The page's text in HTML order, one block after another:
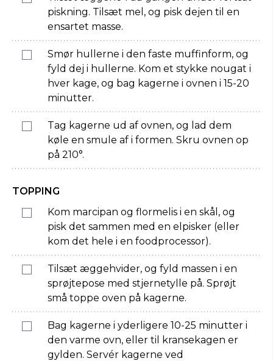
piskning. Tilsæt mel, og pisk dejen til en
ensartet masse.
Smør hullerne i den faste muffinform, og
fyld dej i hullerne. Kom et stykke nougat i
hver kage, og bag kagerne i ovnen i 15-20
minutter.
Tag kagerne ud af ovnen, og lad dem
køle en smule af i formen. Skru ovnen op
på 210°.
TOPPING
Kom marcipan og flormelis i en skål, og
pisk det sammen med en elpisker (eller
kom det hele i en foodprocessor).
Tilsæt æggehvider, og fyld massen i en
sprøjtepose med stjernetylle på. Sprøjt
små toppe oven på kagerne.
Bag kagerne i yderligere 10-25 minutter i
den varme ovn, eller til kransekagen er
gylden. Servér kagerne ved